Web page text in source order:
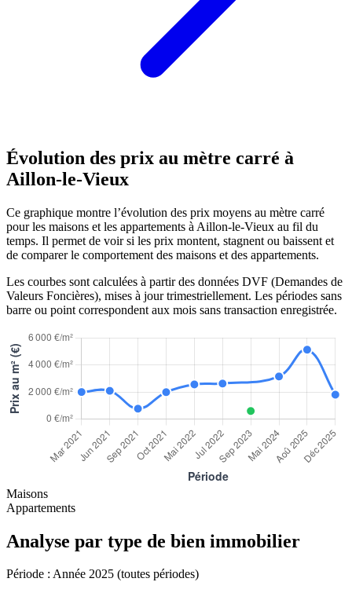
Évolution des prix au mètre carré à
Aillon-le-Vieux
Ce graphique montre l’évolution des prix moyens au mètre carré
pour les maisons et les appartements à Aillon-le-Vieux au fil du
temps. Il permet de voir si les prix montent, stagnent ou baissent et
de comparer le comportement des maisons et des appartements.
Les courbes sont calculées à partir des données DVF (Demandes de
Valeurs Foncières), mises à jour trimestriellement. Les périodes sans
barre ou point correspondent aux mois sans transaction enregistrée.
Maisons
Appartements
Analyse par type de bien immobilier
Période : Année 2025 (toutes périodes)